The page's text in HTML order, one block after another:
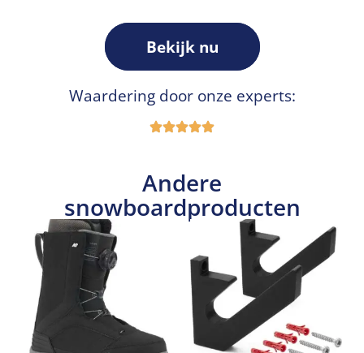
Bekijk nu
Waardering door onze experts:
Andere
snowboardproducten